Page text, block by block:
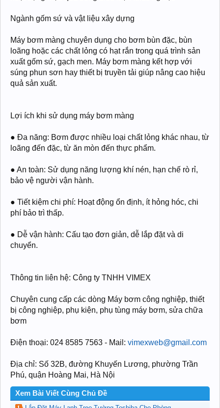
Ngành gốm sứ và vật liệu xây dựng
Máy bơm màng chuyên dụng cho bơm bùn đặc, bùn
loãng hoặc các chất lỏng có hạt rắn trong quá trình sản
xuất gốm sứ, gạch men. Máy bơm màng kết hợp với
súng phun sơn hay thiết bị truyền tải giúp nâng cao hiệu
quả sản xuất.
Lợi ích khi sử dụng máy bơm màng
● Đa năng: Bơm được nhiều loại chất lỏng khác nhau, từ
loãng đến đặc, từ ăn mòn đến thực phẩm.
● An toàn: Sử dụng năng lượng khí nén, hạn chế rò rỉ,
bảo vệ người vận hành.
● Tiết kiệm chi phí: Hoạt động ổn định, ít hỏng hóc, chi
phí bảo trì thấp.
● Dễ vận hành: Cấu tạo đơn giản, dễ lắp đặt và di
chuyển.
Thông tin liên hệ: Công ty TNHH VIMEX
Chuyên cung cấp các dòng Máy bơm công nghiệp, thiết
bị công nghiệp, phụ kiện, phụ tùng máy bơm, sửa chữa
bơm
Điện thoại: 024 8585 7563 - Mail: vimexweb@gmail.com
Địa chỉ: Số 32B, đường Khuyến Lương, phường Trần
Phú, quận Hoàng Mai, Hà Nội
Xem Bài Viết Cùng Chủ Đề